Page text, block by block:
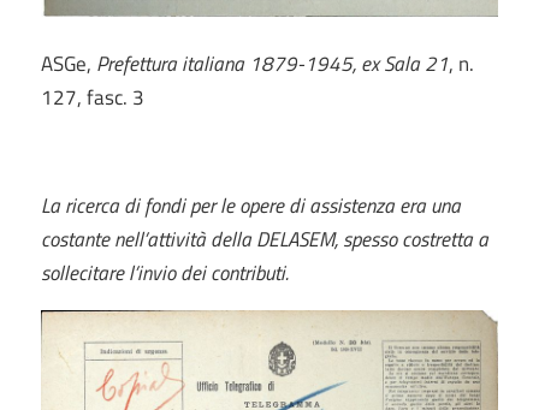
ASGe, Prefettura italiana 1879-1945, ex Sala 21, n.
127, fasc. 3
La ricerca di fondi per le opere di assistenza era una
costante nell’attività della DELASEM, spesso costretta a
sollecitare l’invio dei contributi.